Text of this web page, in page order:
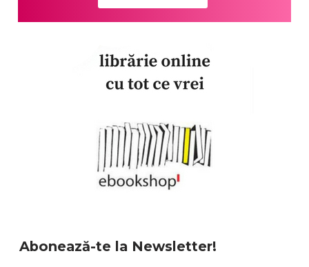
Abonează-te la Newsletter!